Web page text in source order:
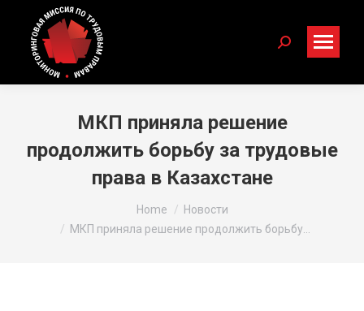
Search:
МКП приняла решение
продолжить борьбу за трудовые
права в Казахстане
Home
Новости
МКП приняла решение продолжить борьбу…